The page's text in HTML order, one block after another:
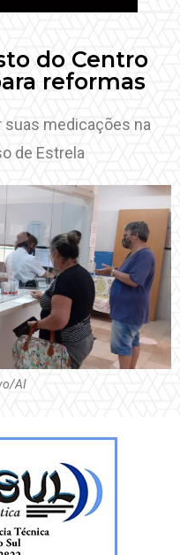
do Centro
reformas
suas medicações na
de Estrela
AI